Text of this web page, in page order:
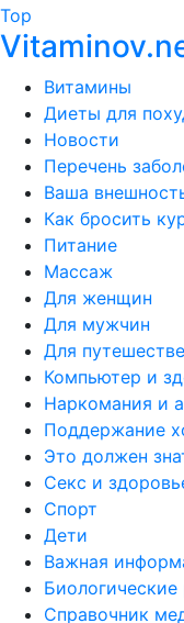
Top
Витамины
Диеты для
Новости
Перечень
Ваша
Как бросить
Питание
Массаж
Для женщин
Для мужчин
Для
Компьютер и
Наркомания и
Поддержание
Это должен
Секс и
Спорт
Дети
Важная
Справочник